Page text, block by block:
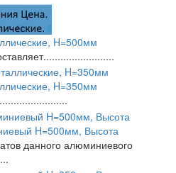
H=500мм
H=350мм
H=500мм, Высота
данного алюминиевого